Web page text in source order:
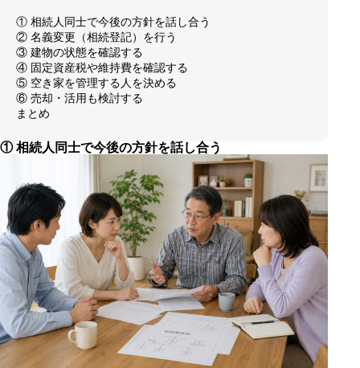
① 相続人同士で今後の方針を話し合う
② 名義変更（相続登記）を行う
③ 建物の状態を確認する
④ 固定資産税や維持費を確認する
⑤ 空き家を管理する人を決める
⑥ 売却・活用も検討する
まとめ
① 相続人同士で今後の方針を話し合う